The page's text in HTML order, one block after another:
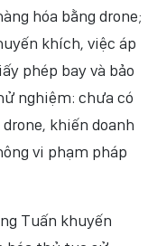
hóa bằng drone;
khích, việc áp
phép bay và bảo
nghiệm: chưa có
khiến doanh
vi phạm pháp
Tuấn khuyến